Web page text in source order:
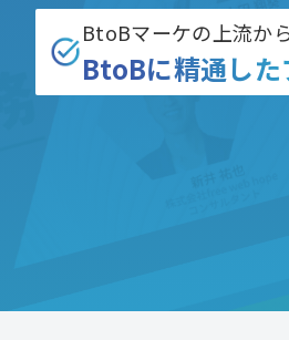
BtoBマーケの上流か
BtoBに精通し